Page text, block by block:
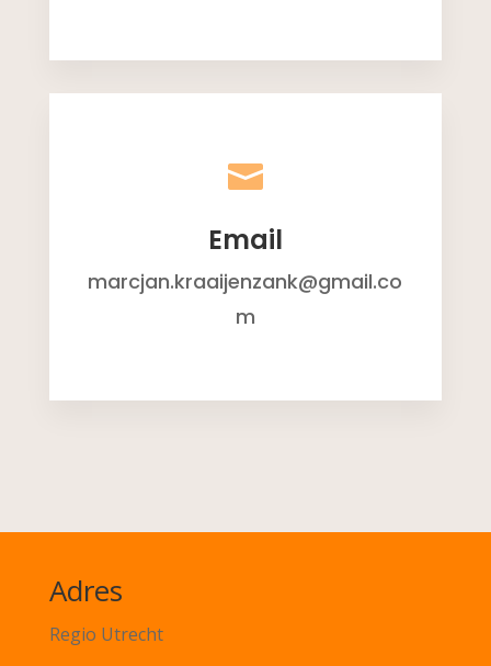

Email
marcjan.kraaijenzank@gmail.co
m
Adres
Regio Utrecht